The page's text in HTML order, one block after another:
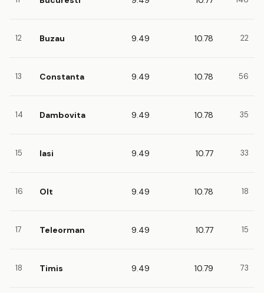
12 Buzau 9.49 10.78 22
13 Constanta 9.49 10.78 56
14 Dambovita 9.49 10.78 35
15 Iasi 9.49 10.77 33
16 Olt 9.49 10.78 18
17 Teleorman 9.49 10.77 15
18 Timis 9.49 10.79 73